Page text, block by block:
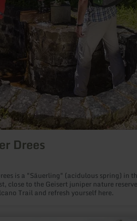
Drees
is a "Säuerling" (acidulous spring) in
close to the Geisert juniper nature
Trail and refresh yourself here.